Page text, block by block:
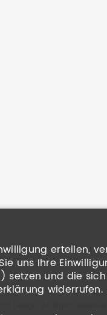
erteilen,
uns Ihre
setzen und die